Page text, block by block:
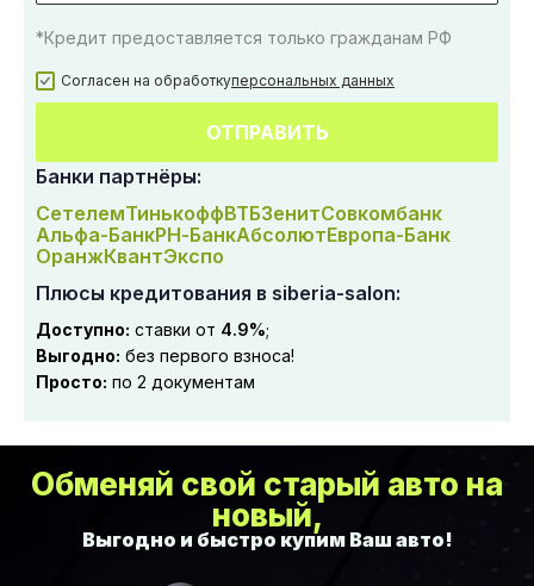
*Кредит предоставляется только гражданам РФ
Согласен на обработкуперсональных данных
ОТПРАВИТЬ
Банки партнёры:
СетелемТинькоффВТБЗенитСовкомбанк
Альфа-БанкРН-БанкАбсолютЕвропа-Банк
ОранжКвантЭкспо
Плюсы кредитования в siberia-salon:
Доступно: ставки от 4.9%;
Выгодно: без первого взноса!
Просто: по 2 документам
Обменяй свой старый авто на
новый,